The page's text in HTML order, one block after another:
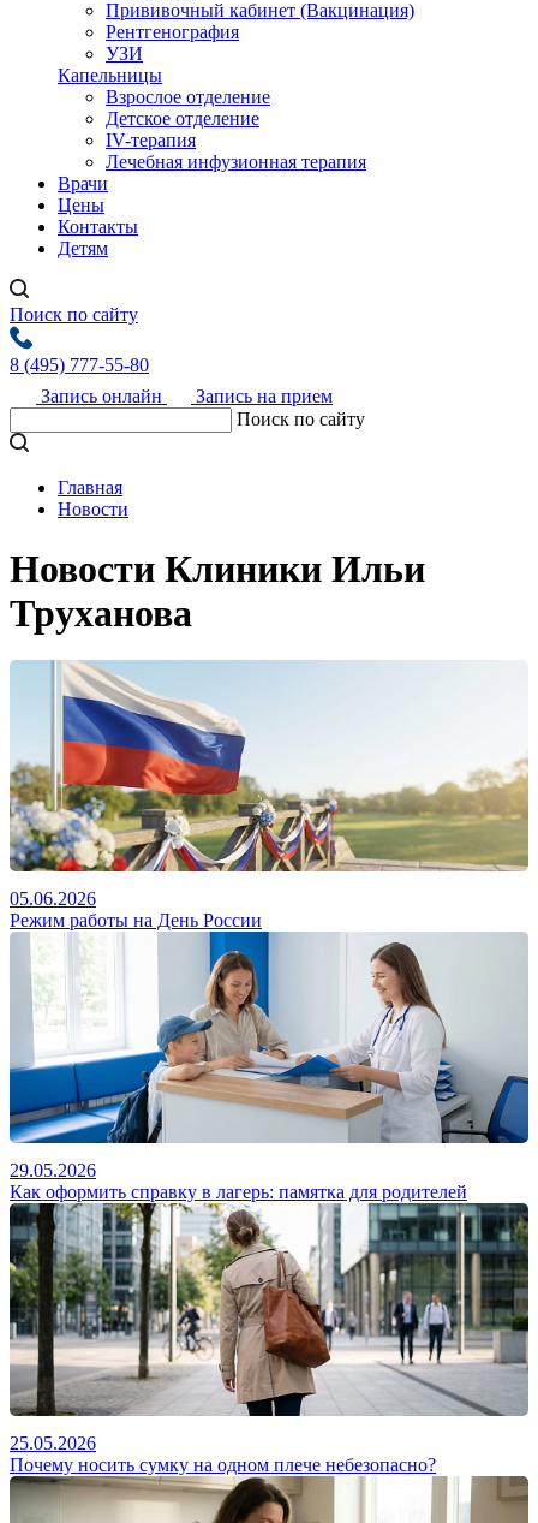
Прививочный кабинет (Вакцинация)
Рентгенография
УЗИ
Капельницы
Взрослое отделение
Детское отделение
IV-терапия
Лечебная инфузионная терапия
Врачи
Цены
Контакты
Детям
Поиск по сайту
8 (495) 777-55-80
Запись онлайн
Запись на прием
Поиск по сайту
Главная
Новости
Новости Клиники Ильи
Труханова
05.06.2026
Режим работы на День России
29.05.2026
Как оформить справку в лагерь: памятка для родителей
25.05.2026
Почему носить сумку на одном плече небезопасно?